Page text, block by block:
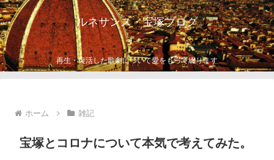
ルネサンス・宝塚ブログ
再生・復活した歌劇について愛をもって綴ります
ホーム 雑記
宝塚とコロナについて本気で考えてみた。